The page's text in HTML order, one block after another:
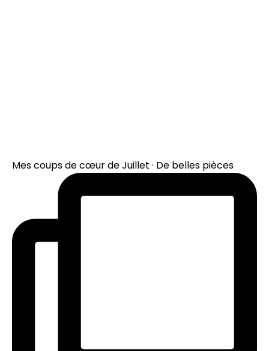
Mes coups de cœur de Juillet · De belles pièces